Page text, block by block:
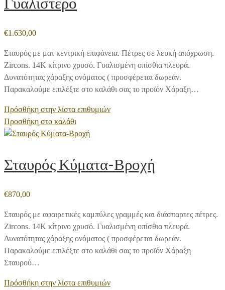
€1.630,00
Σταυρός με ματ κεντρική επιφάνεια. Πέτρες σε λευκή απόχρωση.
Zircons. 14Κ κίτρινο χρυσό. Γυαλισμένη οπίσθια πλευρά.
Δυνατότητας χάραξης ονόματος ( προσφέρεται δωρεάν.
Παρακαλούμε επιλέξτε στο καλάθι σας το προϊόν Χάραξη…
Πρόσθήκη στην λίστα επιθυμιών
Προσθήκη στο καλάθι
Σταυρός Κύματα-Βροχή
€870,00
Σταυρός με αφαιρετικές καμπύλες γραμμές και διάσπαρτες πέτρες.
Zircons. 14Κ κίτρινο χρυσό. Γυαλισμένη οπίσθια πλευρά.
Δυνατότητας χάραξης ονόματος ( προσφέρεται δωρεάν.
Παρακαλούμε επιλέξτε στο καλάθι σας το προϊόν Χάραξη
Σταυρού…
Πρόσθήκη στην λίστα επιθυμιών